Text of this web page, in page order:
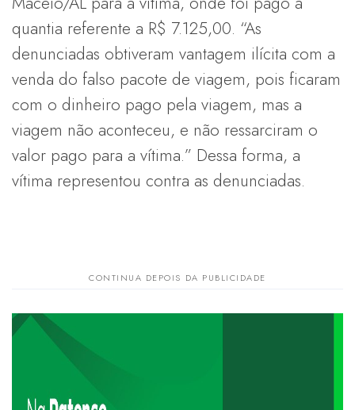
quantia referente a R$ 7.125,00. “As
denunciadas obtiveram vantagem ilícita com a
venda do falso pacote de viagem, pois ficaram
com o dinheiro pago pela viagem, mas a
viagem não aconteceu, e não ressarciram o
valor pago para a vítima.” Dessa forma, a
vítima representou contra as denunciadas.